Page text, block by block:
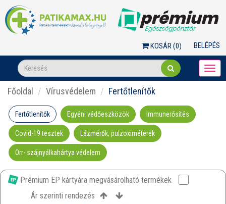
KOSÁR (0) BELÉPÉS
Főoldal Vírusvédelem Fertőtlenítők
Fertőtlenítők Egyéni védőeszközök Immunerősítés
Covid-19 tesztek Lázmérők, pulzoximéterek
Orr- szájnyálkahártya védelem
Prémium EP kártyára megvásárolható termékek
Ár szerinti rendezés